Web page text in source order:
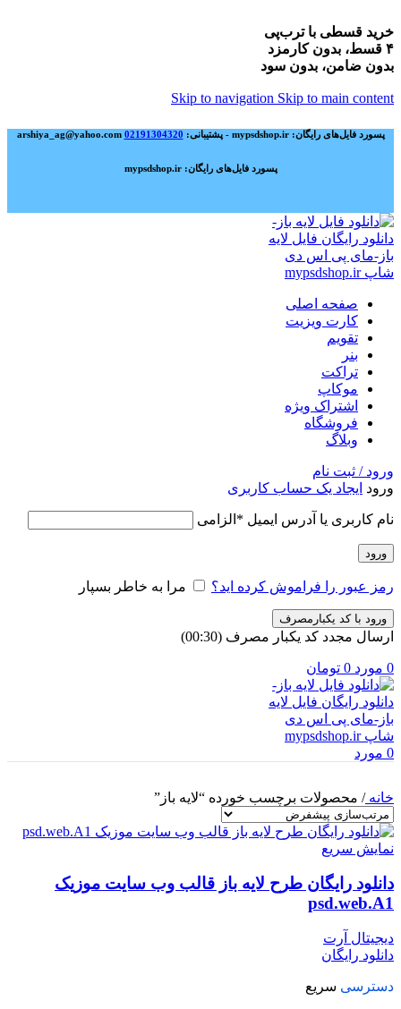
خرید قسطی با ترب‌پی
۴ قسط، بدون کارمزد
بدون ضامن، بدون سود
Skip to navigation Skip to main content
پسورد فایل‌های رایگان: mypsdshop.ir - پشتیبانی: arshiya_ag@yahoo.com 02191304320
پسورد فایل‌های رایگان: mypsdshop.ir
صفحه اصلی
کارت ویزیت
تقویم
بنر
تراکت
موکاپ
اشتراک ویژه
فروشگاه
وبلاگ
ورود / ثبت نام
ورود ایجاد یک حساب کاربری
نام کاربری یا آدرس ایمیل * الزامی
ورود
رمز عبور را فراموش کرده اید؟ مرا به خاطر بسپار
ورود با کد یکبارمصرف
ارسال مجدد کد یکبار مصرف (00:
30
)
0 مورد 0 تومان
0 مورد
خانه/ محصولات برچسب خورده “لایه باز”
نمایش سریع
دانلود رایگان طرح لایه باز قالب وب سایت موزیک
psd.web.A1
دیجیتال آرت
دانلود رایگان
دسترسی سریع